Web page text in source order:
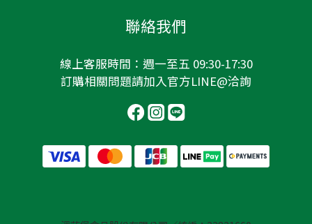
聯絡我們
線上客服時間：週一至五 09:30-17:30
訂購相關問題請加入官方LINE@洽詢